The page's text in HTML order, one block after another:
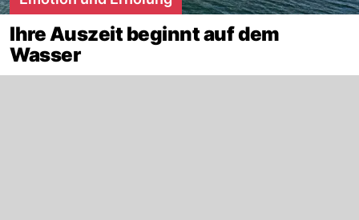
Ihre Auszeit beginnt auf dem
Wasser